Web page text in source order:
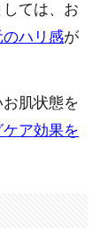
ては、お
のハリ感が
肌状態を
ア効果を